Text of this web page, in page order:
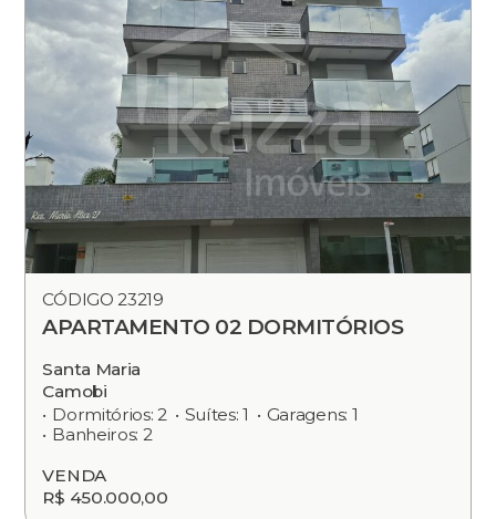
CÓDIGO 23219
APARTAMENTO 02 DORMITÓRIOS
Santa Maria
Camobi
Dormitórios: 2
Suítes: 1
Garagens: 1
Banheiros: 2
VENDA
R$ 450.000,00